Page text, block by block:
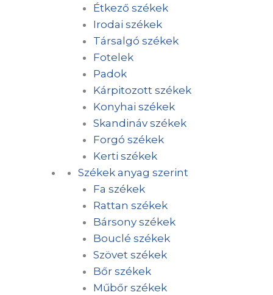
Étkező székek
Irodai székek
Társalgó székek
Fotelek
Padok
Kárpitozott székek
Konyhai székek
Skandináv székek
Forgó székek
Kerti székek
Székek anyag szerint
Fa székek
Rattan székek
Bársony székek
Bouclé székek
Szövet székek
Bőr székek
Műbőr székek